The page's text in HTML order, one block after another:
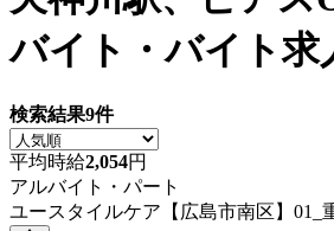
バイト・バイト求
検索結果9件
平均時給2,054円
アルバイト・パート
ユースタイルケア【広島市南区】01_